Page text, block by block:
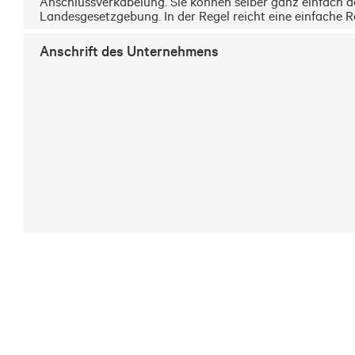
Landesgesetzgebung. In der Regel reicht eine einfache
Anschrift des Unternehmens